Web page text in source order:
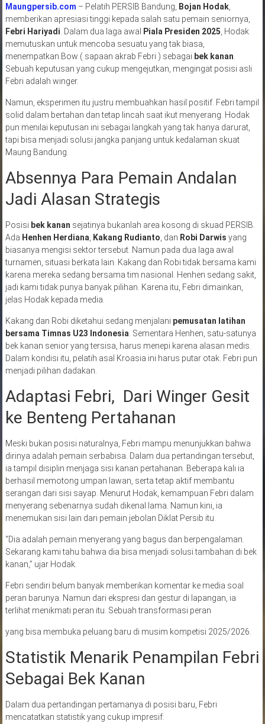
Maungpersib.com – Pelatih PERSIB Bandung, Bojan Hodak,
memberikan apresiasi tinggi kepada salah satu pemain seniornya,
Febri Hariyadi . Dalam dua laga awal Piala Presiden 2025 , Hodak
memutuskan untuk mencoba sesuatu yang tak biasa,
menempatkan Bow ( sapaan akrab Febri ) sebagai bek kanan
Sebuah keputusan yang cukup mengejutkan, mengingat posisi asli
Febri adalah winger.
Namun, eksperimen itu justru membuahkan hasil positif. Febri tampil
solid dalam bertahan dan tetap lincah saat ikut menyerang. Hodak
pun menilai keputusan ini sebagai langkah yang tak hanya darurat,
tapi bisa menjadi solusi jangka panjang untuk kedalaman skuat
Maung Bandung.
Absennya Para Pemain Andalan
Jadi Alasan Strategis
Posisi bek kanan sejatinya bukanlah area kosong di skuad PERSIB.
Ada Henhen Herdiana Kakang Rudianto , dan Robi Darwis yang
biasanya mengisi sektor tersebut. Namun pada dua laga awal
turnamen, situasi berkata lain. Kakang dan Robi tidak bersama kami
karena mereka sedang bersama tim nasional. Henhen sedang sakit,
jadi kami tidak punya banyak pilihan. Karena itu, Febri dimainkan,
jelas Hodak kepada media.
Kakang dan Robi diketahui sedang menjalani pemusatan latihan
bersama Timnas U23 Indonesia . Sementara Henhen, satu-satunya
bek kanan senior yang tersisa, harus menepi karena alasan medis.
Dalam kondisi itu, pelatih asal Kroasia ini harus putar otak. Febri pun
menjadi pilihan dadakan.
Adaptasi Febri, Dari Winger Gesit
ke Benteng Pertahanan
Meski bukan posisi naturalnya, Febri mampu menunjukkan bahwa
dirinya adalah pemain serbabisa. Dalam dua pertandingan tersebut,
ia tampil disiplin menjaga sisi kanan pertahanan. Beberapa kali ia
berhasil memotong umpan lawan, serta tetap aktif membantu
serangan dari sisi sayap. Menurut Hodak, kemampuan Febri dalam
menyerang sebenarnya sudah dikenal lama. Namun kini, ia
menemukan sisi lain dari pemain jebolan Diklat Persib itu.
“Dia adalah pemain menyerang yang bagus dan berpengalaman.
Sekarang kami tahu bahwa dia bisa menjadi solusi tambahan di bek
kanan,” ujar Hodak.
Febri sendiri belum banyak memberikan komentar ke media soal
peran barunya. Namun dari ekspresi dan gestur di lapangan, ia
terlihat menikmati peran itu. Sebuah transformasi peran
yang bisa membuka peluang baru di musim kompetisi 2025/2026.
Statistik Menarik Penampilan Febri
Sebagai Bek Kanan
Dalam dua pertandingan pertamanya di posisi baru, Febri
mencatatkan statistik yang cukup impresif: